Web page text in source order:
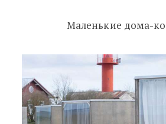
Маленькие дома-